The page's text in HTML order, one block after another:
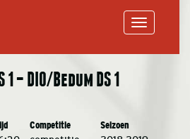
– DIO/Bedum DS 1
Competitie Seizoen